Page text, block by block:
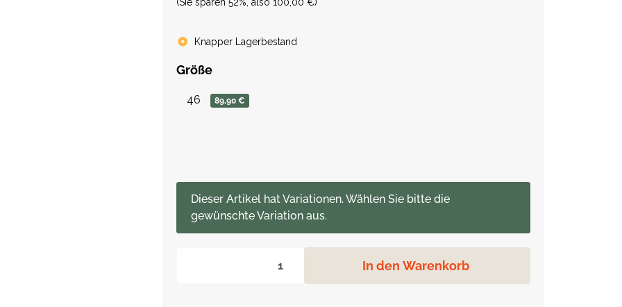
(Sie sparen 52%, also 100,00 €)
Knapper Lagerbestand
Größe
46 89,90 €
In den Warenkorb
xDieser Artikel hat Variationen. Wählen Sie bitte die
gewünschte Variation aus.